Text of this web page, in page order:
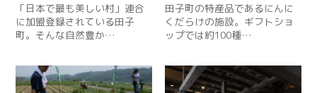
「日本で最も美しい村」連合
に加盟登録されている田子
町。そんな自然豊か…
田子町の特産品であるにんに
くだらけの施設。ギフトショ
ップでは約100種…